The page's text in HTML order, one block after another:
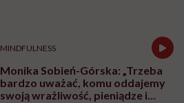
MINDFULNESS
Monika Sobień-Górska: „Trzeba
bardzo uważać, komu oddajemy
swoją wrażliwość, pieniądze i